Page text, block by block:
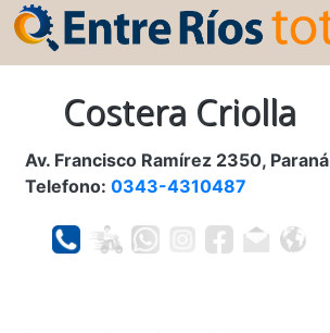
Costera Criolla
Av. Francisco Ramírez 2350, Paraná
Telefono: 0343-4310487